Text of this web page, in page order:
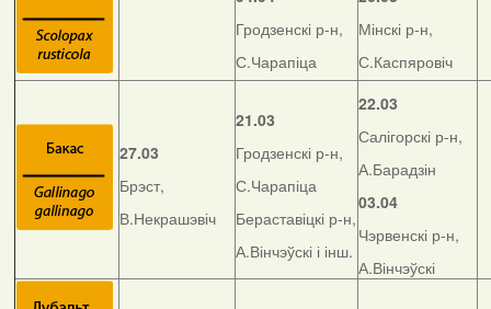
Гродзенскі р-н,
С.Чарапіца
Мінскі р-н,
С.Каспяровіч
27.03
Брэст,
В.Некрашэвіч
21.03
Гродзенскі р-н,
С.Чарапіца
Бераставіцкі р-н,
А.Вінчэўскі і інш.
22.03
Салігорскі р-н,
А.Барадзін
03.04
Чэрвенскі р-н,
А.Вінчэўскі